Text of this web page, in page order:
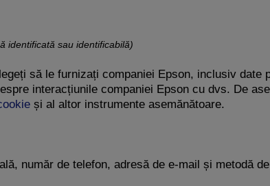
identificată sau identificabilă)
să le furnizați companiei Epson, inclusiv date
interacțiunile companiei Epson cu dvs. De
și al altor instrumente asemănătoare.
număr de telefon, adresă de e-mail și metodă